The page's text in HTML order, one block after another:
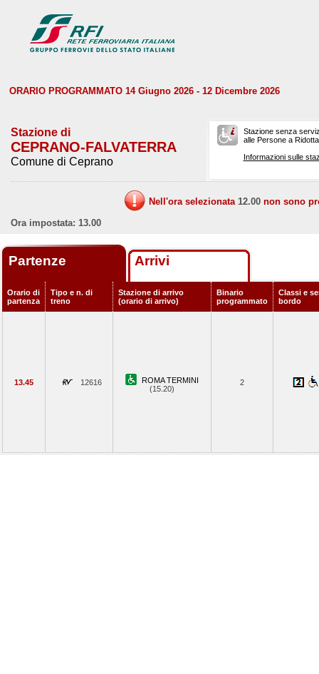
ORARIO PROGRAMMATO 14 Giugno 2026 - 12 Dicembre 2026
Stazione di
CEPRANO-FALVATERRA
Comune di Ceprano
Stazione senza
alle Persone a
Informazioni sulle
Nell'ora selezionata 12.00 non sono
Ora impostata: 13.00
Partenze Arrivi
Orario di
partenza
Tipo e n. di
treno
Stazione di arrivo
(orario di arrivo)
Binario
programmato
Classi e
bordo
13.45 12616
ROMA TERMINI
(15.20)
2